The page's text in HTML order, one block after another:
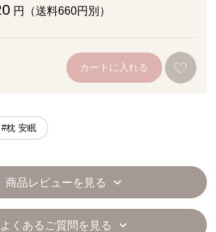
円（送料660円別）
カートに入れる
#枕 安眠
商品レビューを見る
よくあるご質問を見る